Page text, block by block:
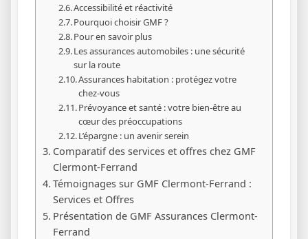
Accessibilité et réactivité
Pourquoi choisir GMF ?
Pour en savoir plus
Les assurances automobiles : une sécurité
sur la route
Assurances habitation : protégez votre
chez-vous
Prévoyance et santé : votre bien-être au
cœur des préoccupations
L’épargne : un avenir serein
Comparatif des services et offres chez GMF
Clermont-Ferrand
Témoignages sur GMF Clermont-Ferrand :
Services et Offres
Présentation de GMF Assurances Clermont-
Ferrand